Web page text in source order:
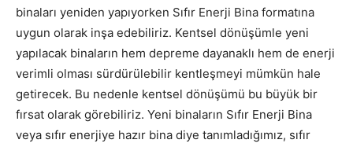
binaları yeniden yapıyorken Sıfır Enerji Bina formatına
uygun olarak inşa edebiliriz. Kentsel dönüşümle yeni
yapılacak binaların hem depreme dayanaklı hem de enerji
verimli olması sürdürülebilir kentleşmeyi mümkün hale
getirecek. Bu nedenle kentsel dönüşümü bu büyük bir
fırsat olarak görebiliriz. Yeni binaların Sıfır Enerji Bina
veya sıfır enerjiye hazır bina diye tanımladığımız, sıfır